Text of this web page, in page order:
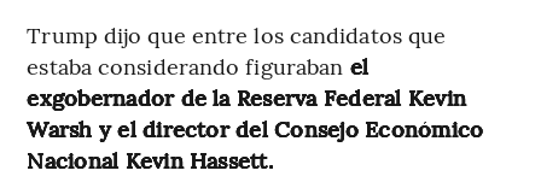
Trump dijo que entre los candidatos que
estaba considerando figuraban el
exgobernador de la Reserva Federal Kevin
Warsh y el director del Consejo Económico
Nacional Kevin Hassett.